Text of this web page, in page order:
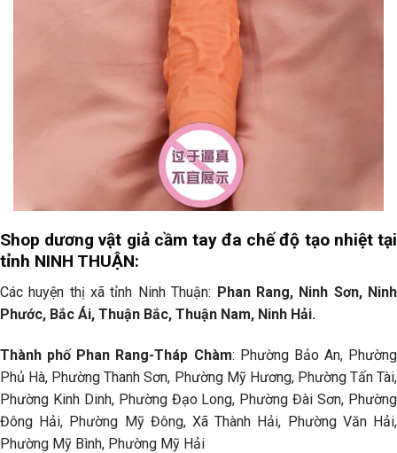
Shop dương vật giả cầm tay đa chế độ tạo nhiệt tại
tỉnh NINH THUẬN:
Các huyện thị xã tỉnh Ninh Thuận: Phan Rang, Ninh Sơn, Ninh
Phước, Bắc Ái, Thuận Bắc, Thuận Nam, Ninh Hải.
Thành phố Phan Rang-Tháp Chàm: Phường Bảo An, Phường
Phủ Hà, Phường Thanh Sơn, Phường Mỹ Hương, Phường Tấn Tài,
Phường Kinh Dinh, Phường Đạo Long, Phường Đài Sơn, Phường
Đông Hải, Phường Mỹ Đông, Xã Thành Hải, Phường Văn Hải,
Phường Mỹ Bình, Phường Mỹ Hải